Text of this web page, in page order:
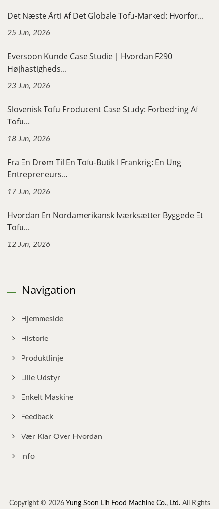
Det Næste Årti Af Det Globale Tofu-Marked: Hvorfor...
25 Jun, 2026
Eversoon Kunde Case Studie｜Hvordan F290
Højhastigheds...
23 Jun, 2026
Slovenisk Tofu Producent Case Study: Forbedring Af
Tofu...
18 Jun, 2026
Fra En Drøm Til En Tofu-Butik I Frankrig: En Ung
Entrepreneurs...
17 Jun, 2026
Hvordan En Nordamerikansk Iværksætter Byggede Et
Tofu...
12 Jun, 2026
Navigation
Hjemmeside
Historie
Produktlinje
Lille Udstyr
Enkelt Maskine
Feedback
Vær Klar Over Hvordan
Info
Copyright © 2026 Yung Soon Lih Food Machine Co., Ltd.All Rights